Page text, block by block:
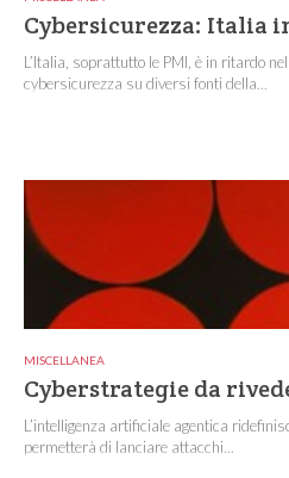
Cybersicurezza: Italia
L’Italia, soprattutto le PMI, è in ritardo
cybersicurezza su diversi fonti della...
MISCELLANEA
Cyberstrategie da
L’intelligenza artificiale agentica
permetterà di lanciare attacchi...